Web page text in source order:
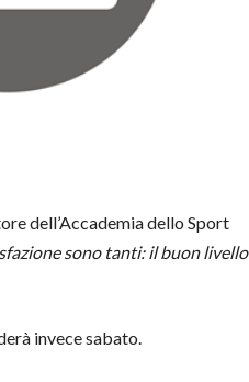
dell’Accademia dello Sport
sono tanti: il buon livello
invece sabato.